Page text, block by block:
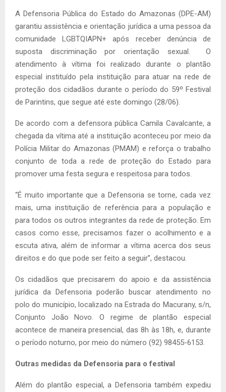
A Defensoria Pública do Estado do Amazonas (DPE-AM)
garantiu assistência e orientação jurídica a uma pessoa da
comunidade LGBTQIAPN+ após receber denúncia de
suposta discriminação por orientação sexual. O
atendimento à vítima foi realizado durante o plantão
especial instituído pela instituição para atuar na rede de
proteção dos cidadãos durante o período do 59º Festival
de Parintins, que segue até este domingo (28/06).
De acordo com a defensora pública Camila Cavalcante, a
chegada da vítima até a instituição aconteceu por meio da
Polícia Militar do Amazonas (PMAM) e reforça o trabalho
conjunto de toda a rede de proteção do Estado para
promover uma festa segura e respeitosa para todos.
“É muito importante que a Defensoria se torne, cada vez
mais, uma instituição de referência para a população e
para todos os outros integrantes da rede de proteção. Em
casos como esse, precisamos fazer o acolhimento e a
escuta ativa, além de informar a vítima acerca dos seus
direitos e do que pode ser feito a seguir”, destacou.
Os cidadãos que precisarem do apoio e da assistência
jurídica da Defensoria poderão buscar atendimento no
polo do município, localizado na Estrada do Macurany, s/n,
Conjunto João Novo. O regime de plantão especial
acontece de maneira presencial, das 8h às 18h, e, durante
o período noturno, por meio do número (92) 98455-6153.
Outras medidas da Defensoria para o festival
Além do plantão especial, a Defensoria também expediu